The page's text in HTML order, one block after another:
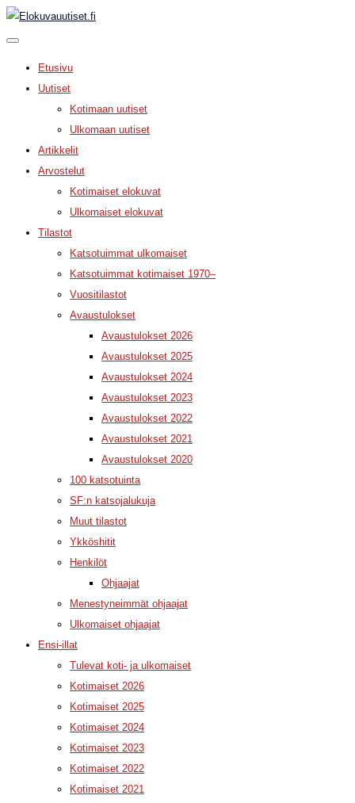
Etusivu
Uutiset
Kotimaan uutiset
Ulkomaan uutiset
Artikkelit
Arvostelut
Kotimaiset elokuvat
Ulkomaiset elokuvat
Tilastot
Katsotuimmat ulkomaiset
Katsotuimmat kotimaiset 1970–
Vuositilastot
Avaustulokset
Avaustulokset 2026
Avaustulokset 2025
Avaustulokset 2024
Avaustulokset 2023
Avaustulokset 2022
Avaustulokset 2021
Avaustulokset 2020
100 katsotuinta
SF:n katsojalukuja
Muut tilastot
Ykköshitit
Henkilöt
Ohjaajat
Menestyneimmät ohjaajat
Ulkomaiset ohjaajat
Ensi-illat
Tulevat koti- ja ulkomaiset
Kotimaiset 2026
Kotimaiset 2025
Kotimaiset 2024
Kotimaiset 2023
Kotimaiset 2022
Kotimaiset 2021